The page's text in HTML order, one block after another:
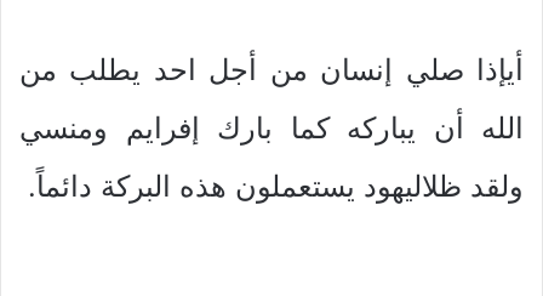
أيإذا صلي إنسان من أجل احد يطلب من
الله أن يباركه كما بارك إفرايم ومنسي
ولقد ظلاليهود يستعملون هذه البركة دائماً.